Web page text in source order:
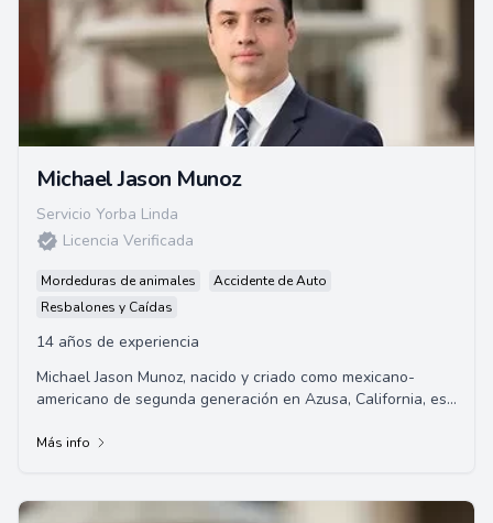
Michael Jason Munoz
Servicio Yorba Linda
Licencia Verificada
Mordeduras de animales
Accidente de Auto
Resbalones y Caídas
14 años de experiencia
Michael Jason Munoz, nacido y criado como mexicano-
americano de segunda generación en Azusa, California, es
Más info